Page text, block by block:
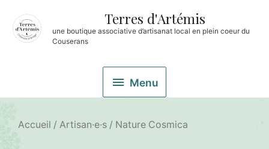
Terres d'Artémis
une boutique associative d’artisanat local en plein coeur du
Couserans
Menu
Accueil / Artisan·e·s / Nature Cosmica